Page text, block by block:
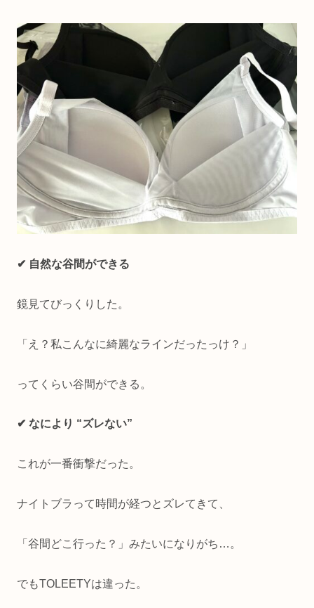
✔ 自然な谷間ができる
鏡見てびっくりした。
「え？私こんなに綺麗なラインだったっけ？」
ってくらい谷間ができる。
✔ なにより “ズレない”
これが一番衝撃だった。
ナイトブラって時間が経つとズレてきて、
「谷間どこ行った？」みたいになりがち…。
でもTOLEETYは違った。